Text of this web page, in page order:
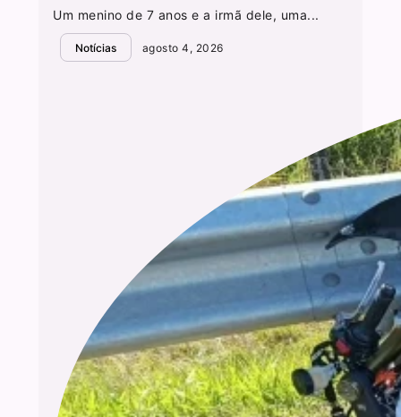
Um menino de 7 anos e a irmã dele, uma...
Notícias agosto 4, 2026